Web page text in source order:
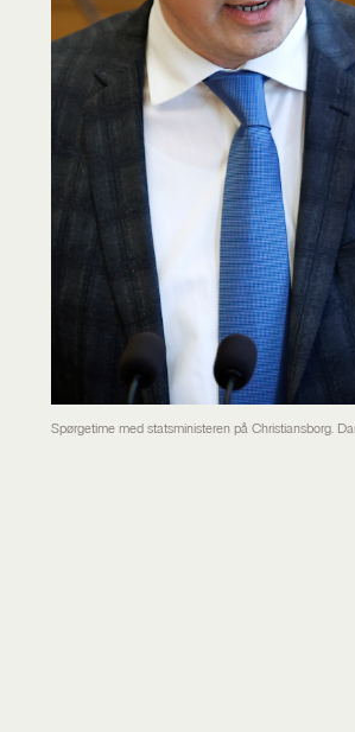
Spørgetime med statsministeren på Christiansborg.